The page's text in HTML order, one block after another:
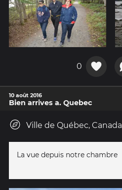
0
10 août 2016
Bien arrives a. Quebec
Ville de Québec, Canada
La vue depuis notre chambre